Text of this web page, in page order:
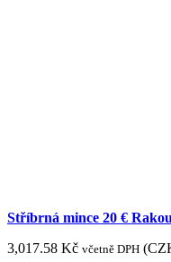
Stříbrná mince 20 €
3,017.58 Kč včetně DPH (